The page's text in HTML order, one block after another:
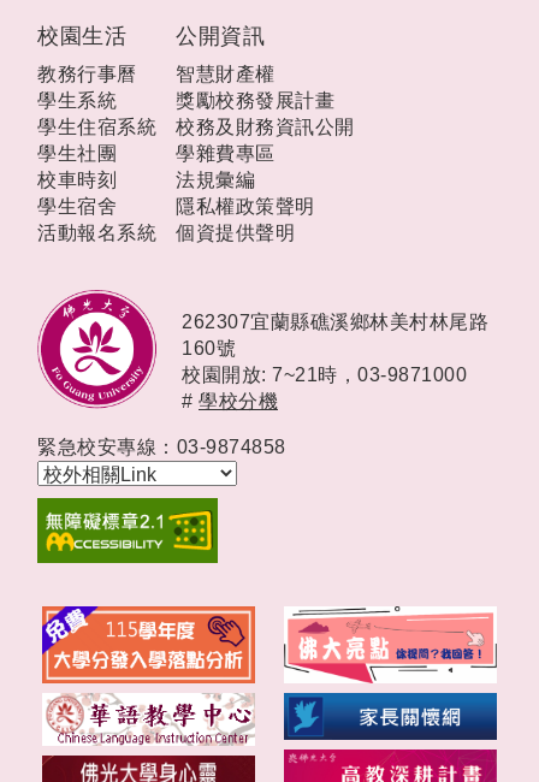
校園生活
教務行事曆
學生系統
學生住宿系統
學生社團
校車時刻
學生宿舍
活動報名系統
公開資訊
智慧財產權
獎勵校務發展計畫
校務及財務資訊公開
學雜費專區
法規彙編
隱私權政策聲明
個資提供聲明
262307宜蘭縣礁溪鄉林美村林尾路
160號
校園開放: 7~21時， 03-9871000
# 學校分機
緊急校安專線：03-9874858